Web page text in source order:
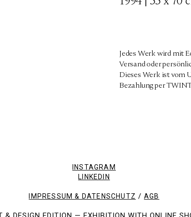
Jedes Werk wird mit
Versand oder
Dieses Werk ist vom
Bezahlung per
INSTAGRAM
LINKEDIN
IMPRESSUM & DATENSCHUTZ / AGB